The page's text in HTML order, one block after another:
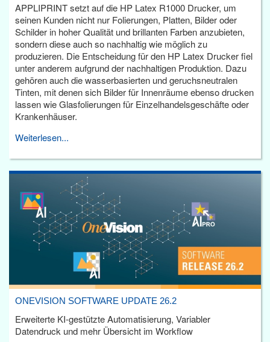
APPLIPRINT setzt auf die HP Latex R1000 Drucker, um
seinen Kunden nicht nur Folierungen, Platten, Bilder oder
Schilder in hoher Qualität und brillanten Farben anzubieten,
sondern diese auch so nachhaltig wie möglich zu
produzieren. Die Entscheidung für den HP Latex Drucker fiel
unter anderem aufgrund der nachhaltigen Produktion. Dazu
gehören auch die wasserbasierten und geruchsneutralen
Tinten, mit denen sich Bilder für Innenräume ebenso drucken
lassen wie Glasfolierungen für Einzelhandelsgeschäfte oder
Krankenhäuser.
Weiterlesen...
ONEVISION SOFTWARE UPDATE 26.2
Erweiterte KI-gestützte Automatisierung, Variabler
Datendruck und mehr Übersicht im Workflow